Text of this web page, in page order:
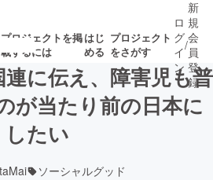
プロジェクトを掲
載するには
はじ
める
プロジェクト
をさがす
新着プロ募集終了が近いプ
ロ
グ
イ
ン
/
新
規
会
員
登
録
に伝え、障害児も普
が当たり前の日本に
したい
ソーシャルグッド